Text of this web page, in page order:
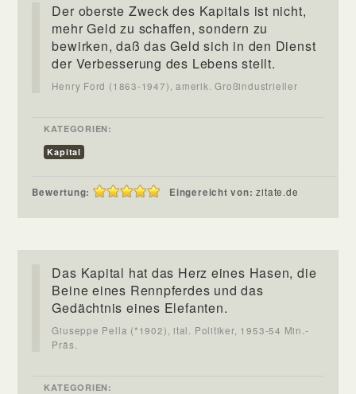
Der oberste Zweck des Kapitals ist nicht,
mehr Geld zu schaffen, sondern zu
bewirken, daß das Geld sich in den Dienst
der Verbesserung des Lebens stellt.
Henry Ford (1863-1947), amerik. Großindustrieller
KATEGORIEN:
Kapital
Bewertung: Eingereicht von:zitate.de
Das Kapital hat das Herz eines Hasen, die
Beine eines Rennpferdes und das
Gedächtnis eines Elefanten.
Giuseppe Pella (*1902), ital. Politiker, 1953-54 Min.-
Präs.
KATEGORIEN: